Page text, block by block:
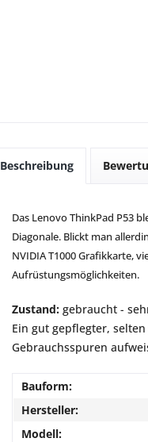
Beschreibung
Das Lenovo ThinkPad P53
Diagonale. Blickt man
NVIDIA T1000 Grafikkarte,
Aufrüstungsmöglichkeiten.
Zustand: gebraucht -
Ein gut gepflegter,
Gebrauchsspuren
Bauform:
Hersteller:
Modell: